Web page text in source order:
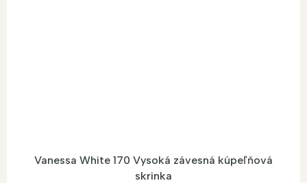
Vanessa White 170 Vysoká závesná kúpeľňová
skrinka